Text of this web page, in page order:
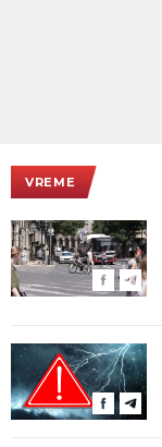
VREME